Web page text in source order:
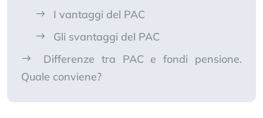
I vantaggi del PAC
Gli svantaggi del PAC
Differenze tra PAC e fondi pensione.
Quale conviene?